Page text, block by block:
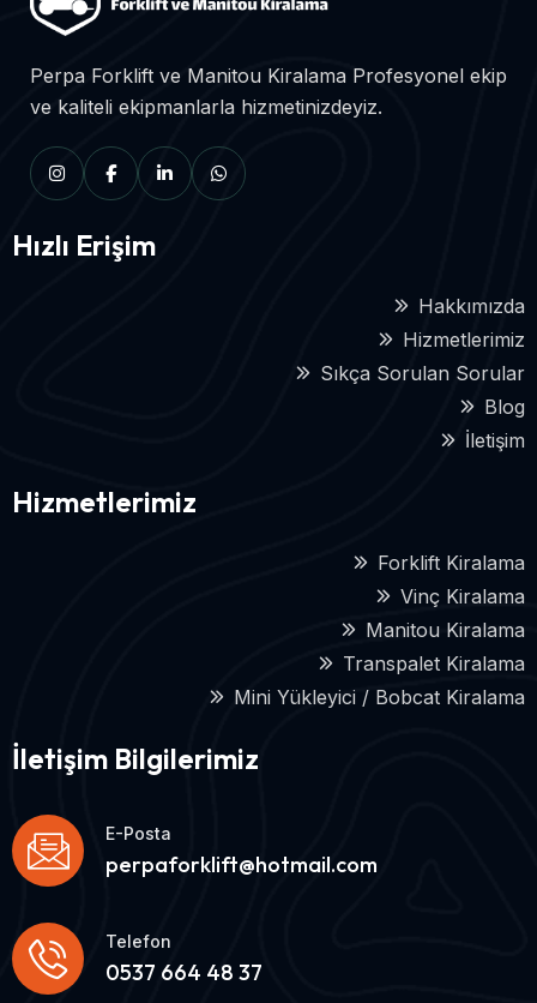
Perpa Forklift ve Manitou Kiralama Profesyonel ekip
ve kaliteli ekipmanlarla hizmetinizdeyiz.
Hızlı Erişim
Hakkımızda
Hizmetlerimiz
Sıkça Sorulan Sorular
Blog
İletişim
Hizmetlerimiz
Forklift Kiralama
Vinç Kiralama
Manitou Kiralama
Transpalet Kiralama
Mini Yükleyici / Bobcat Kiralama
İletişim Bilgilerimiz
perpaforklift@hotmail.com
E-Posta
0537 664 48 37
Telefon